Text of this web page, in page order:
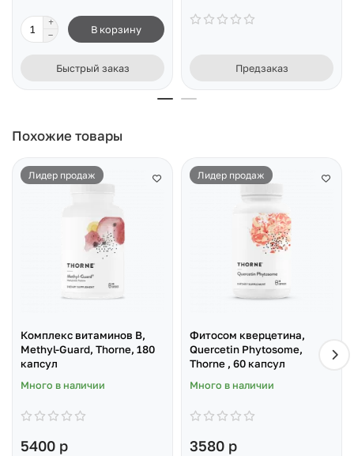
В корзину
Быстрый заказ Предзаказ
Похожие товары
Лидер продаж
Комплекс витаминов В,
Methyl-Guard, Thorne, 180
капсул
Много в наличии
5400 р
Лидер продаж
Фитосом кверцетина,
Quercetin Phytosome,
Thorne , 60 капсул
Много в наличии
3580 р